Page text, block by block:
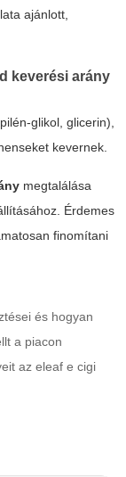
ajánlott,
keverési arány
glikol, glicerin),
kevernek.
megtalálása
Érdemes
finomítani
és hogyan
a piacon
az eleaf e cigi